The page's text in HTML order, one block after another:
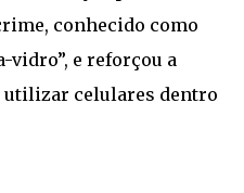
conhecido como
vidro”, e reforçou a
utilizar celulares dentro